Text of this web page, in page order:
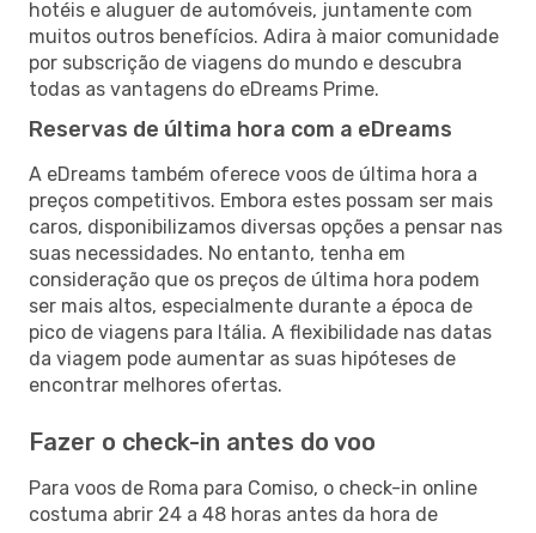
hotéis e aluguer de automóveis, juntamente com
muitos outros benefícios. Adira à maior comunidade
por subscrição de viagens do mundo e descubra
todas as vantagens do eDreams Prime.
Reservas de última hora com a eDreams
A eDreams também oferece voos de última hora a
preços competitivos. Embora estes possam ser mais
caros, disponibilizamos diversas opções a pensar nas
suas necessidades. No entanto, tenha em
consideração que os preços de última hora podem
ser mais altos, especialmente durante a época de
pico de viagens para Itália. A flexibilidade nas datas
da viagem pode aumentar as suas hipóteses de
encontrar melhores ofertas.
Fazer o check-in antes do voo
Para voos de Roma para Comiso, o check-in online
costuma abrir 24 a 48 horas antes da hora de